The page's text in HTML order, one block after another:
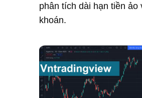
phân tích dài hạn tiền ảo
khoán.